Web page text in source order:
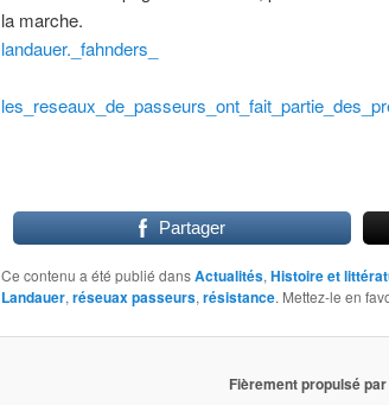
la marche.
landauer._fahnders_
Partager
Ce contenu a été publié dansActualités, Histoire et
Landauer, réseuax passeurs, résistance. Mettez-le en
Fièrement propulsé